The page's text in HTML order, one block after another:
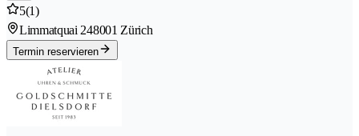
5(1)
Limmatquai 248001 Zürich
Termin reservieren